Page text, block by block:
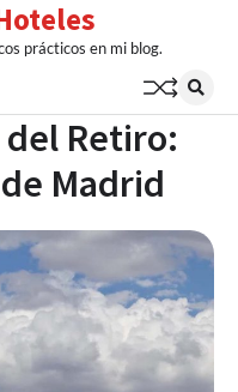
prácticos en mi blog.
del Retiro:
Madrid